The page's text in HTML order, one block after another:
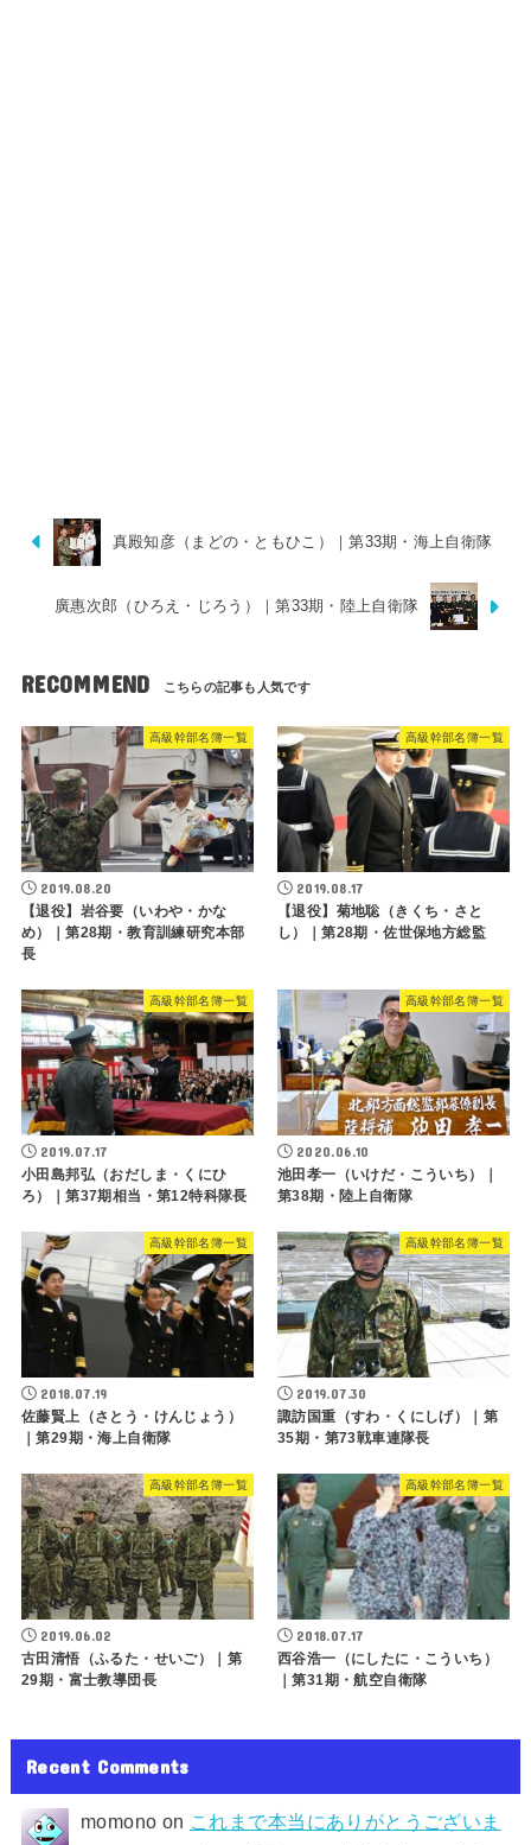
真殿知彦（まどの・ともひこ）｜第33期・海上自衛隊
廣惠次郎（ひろえ・じろう）｜第33期・陸上自衛隊
RECOMMEND
高級幹部名簿一覧
2019.08.20
【退役】岩谷要（いわや・かな
め）｜第28期・教育訓練研究本部
長
高級幹部名簿一覧
2019.08.17
【退役】菊地聡（きくち・さと
し）｜第28期・佐世保地方総監
高級幹部名簿一覧
2019.07.17
小田島邦弘（おだしま・くにひ
ろ）｜第37期相当・第12特科隊長
高級幹部名簿一覧
2020.06.10
池田孝一（いけだ・こういち）｜
第38期・陸上自衛隊
高級幹部名簿一覧
2018.07.19
佐藤賢上（さとう・けんじょう）
｜第29期・海上自衛隊
高級幹部名簿一覧
2019.07.30
諏訪国重（すわ・くにしげ）｜第
35期・第73戦車連隊長
高級幹部名簿一覧
2019.06.02
古田清悟（ふるた・せいご）｜第
29期・富士教導団長
高級幹部名簿一覧
2018.07.17
西谷浩一（にしたに・こういち）
｜第31期・航空自衛隊
Recent Comments
momono on これまで本当にありがとうございま